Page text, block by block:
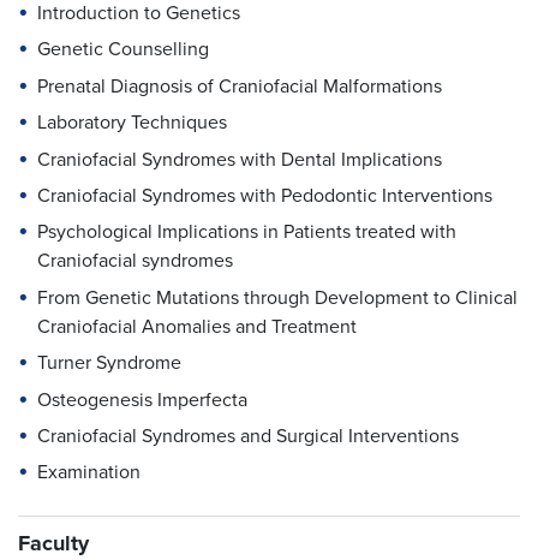
Introduction to Genetics
Genetic Counselling
Prenatal Diagnosis of Craniofacial Malformations
Laboratory Techniques
Craniofacial Syndromes with Dental Implications
Craniofacial Syndromes with Pedodontic Interventions
Psychological Implications in Patients treated with
Craniofacial syndromes
From Genetic Mutations through Development to Clinical
Craniofacial Anomalies and Treatment
Turner Syndrome
Osteogenesis Imperfecta
Craniofacial Syndromes and Surgical Interventions
Examination
Faculty